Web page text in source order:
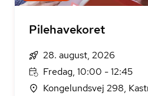
Pilehavekoret
28. august, 2026
Fredag, 10:00 - 12:45
Kongelundsvej 298,